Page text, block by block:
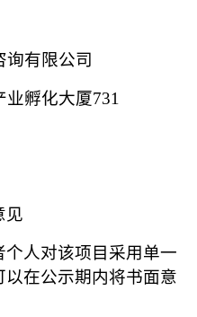
询有限公司
业孵化大厦731
见
人对该项目采用单一
在公示期内将书面意